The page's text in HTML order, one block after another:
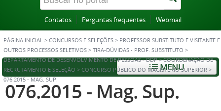
Contatos Perguntas frequentes Webmail
PÁGINA INICIAL > CONCURSOS E SELEÇÕES > PROFESSOR SUBSTITUTO E VISITANTE E
OUTROS PROCESSOS SELETIVOS > TIRA-DÚVIDAS - PROF. SUBSTITUTO >
DEPARTAMENTO DE DESENVOLVIMENTO DE PESSOAS - DDP >COORDENAÇÃO DE
RECRUTAMENTO E SELEÇÃO > CONCURSO PÚBLICO DO MAGISTÉRIO SUPERIOR >
076.2015 - MAG. SUP.
MENU
076.2015 - Mag. Sup.